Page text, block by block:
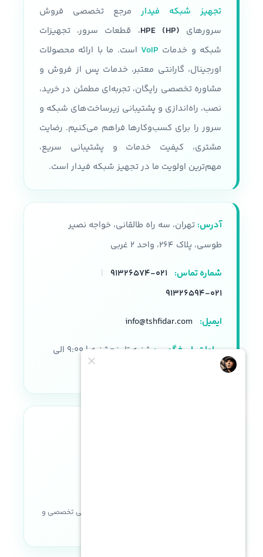
تجهیز شبکه فیدار مرجع تخصصی فروش
سرورهای HPE (HP)، قطعات سرور، تجهیزات
شبکه و خدمات VoIP است. ما با ارائه محصولات
اورجینال، گارانتی معتبر، خدمات پس از فروش و
مشاوره تخصصی رایگان، تجربه‌ای مطمئن در خرید،
نصب، راه‌اندازی و پشتیبانی زیرساخت‌های شبکه و
سرور را برای کسب‌وکارها فراهم می‌کنیم. رضایت
مشتری، کیفیت خدمات و پشتیبانی سریع،
مهم‌ترین اولویت ما در تجهیز شبکه فیدار است.
آدرس: تهران، سه راه طالقانی، خواجه نصیر
طوسی، پلاک ۲۶۴، واحد ۲ غربی
شماره تماس: ۰۲۱-۹۱۳۲۶۵۷۴
|
۰۲۱-۹۱۳۲۶۵۹۴
ایمیل: info@tshfidar.com
ساعات پاسخگویی:
شنبه تا پنجشنبه | ۹:۰۰ الی
۱۸:۰۰
خریدی مطمئن با ضمانت اصالت کالا، پشتیبانی تخصصی و